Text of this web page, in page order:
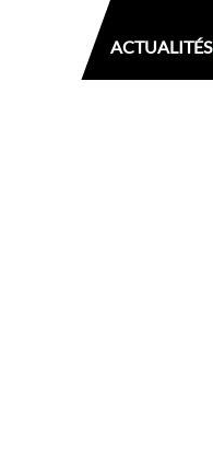
ACTUALITÉS